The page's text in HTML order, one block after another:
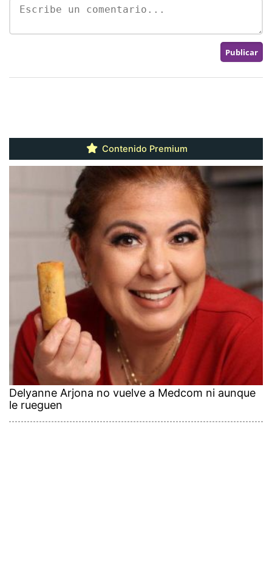
Contenido Premium
Delyanne Arjona no vuelve a Medcom ni aunque
le rueguen